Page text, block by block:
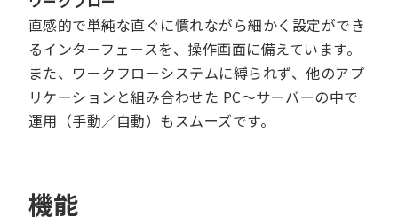
直感的で単純な直ぐに慣れながら細かく設定ができ
るインターフェースを、操作画面に備えています。
また、ワークフローシステムに縛られず、他のアプ
リケーションと組み合わせた PC～サーバーの中で
運用（手動／自動）もスムーズです。
機能